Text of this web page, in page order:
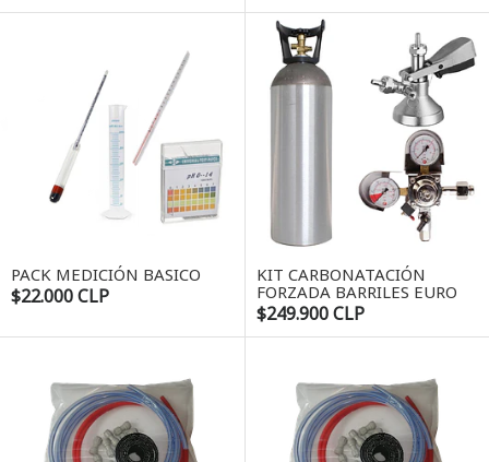
PACK MEDICIÓN BASICO
$22.000 CLP
KIT CARBONATACIÓN
FORZADA BARRILES EURO
$249.900 CLP